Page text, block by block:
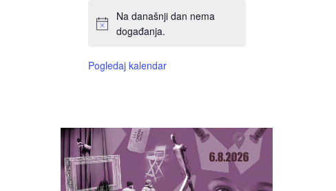
Na današnji dan nema
događanja.
Pogledaj kalendar